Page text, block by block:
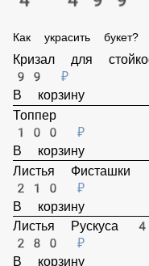
Кризал для
99 ₽
В корзину
Топпер
100 ₽
В корзину
Листья Фисташки 3шт
210 ₽
В корзину